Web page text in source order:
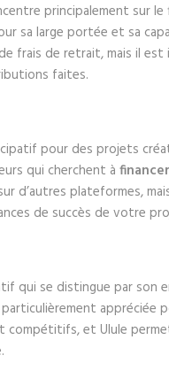
principalement sur
sa large portée et sa
frais de retrait, mais il
faites.
pour des projets
qui cherchent à
d’autres plateformes,
de succès de votre
qui se distingue par son
appréciée
et Ulule